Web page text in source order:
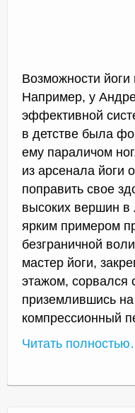
Возможности йоги
Например, у
эффективной
в детстве была
ему параличом
из арсенала йоги
поправить свое
высоких вершин в
ярким примером
безграничной
мастер йоги,
этажом, сорвался
приземлившись
компрессионный
Читать